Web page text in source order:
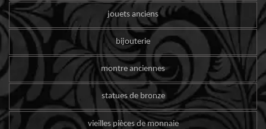
jouets anciens
bijouterie
montre anciennes
statues de bronze
vieilles pièces de monnaie